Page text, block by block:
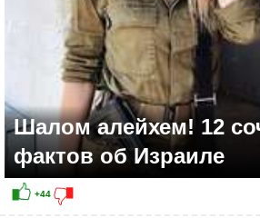
Шалом алейхем! 12
фактов об Израиле